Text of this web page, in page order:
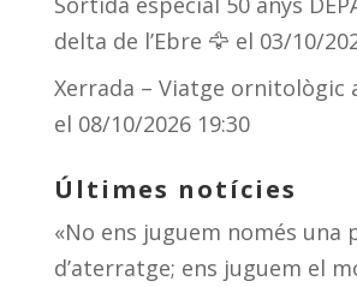
delta de l’Ebre 🦅 el 03/10/
Xerrada – Viatge ornitològic
el 08/10/2026 19:30
Últimes notícies
«No ens juguem només una
d’aterratge; ens juguem el